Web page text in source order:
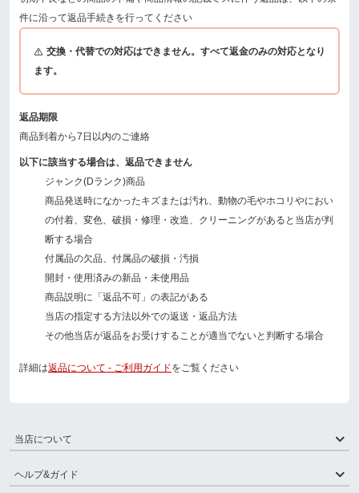
件に沿って返品手続きを行ってください
交換・代替での対応はできません。すべて返金のみの対応となり
ます。
返品期限
商品到着から7日以内のご連絡
以下に該当する場合は、返品できません
ジャンク(Dランク)商品
商品発送時になかったキズまたは汚れ、動物の毛やホコリやにおい
の付着、変色、破損・修理・改造、クリーニングがあると当店が判
断する場合
付属品の欠品、付属品の破損・汚損
開封・使用済みの新品・未使用品
商品説明に「返品不可」の表記がある
当店の指定する方法以外での返送・返品方法
その他当店が返品をお受けすることが適当でないと判断する場合
詳細は返品について - ご利用ガイドをご覧ください
当店について
ヘルプ&ガイド